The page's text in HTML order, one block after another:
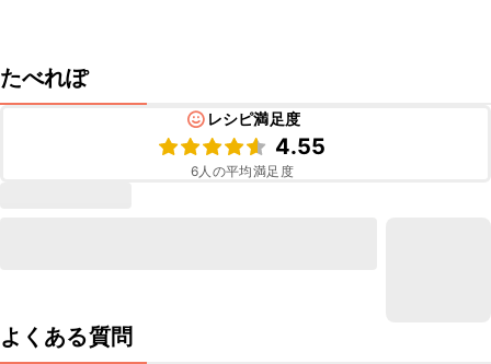
たべれぽ
レシピ満足度
4.55
6人の平均満足度
よくある質問